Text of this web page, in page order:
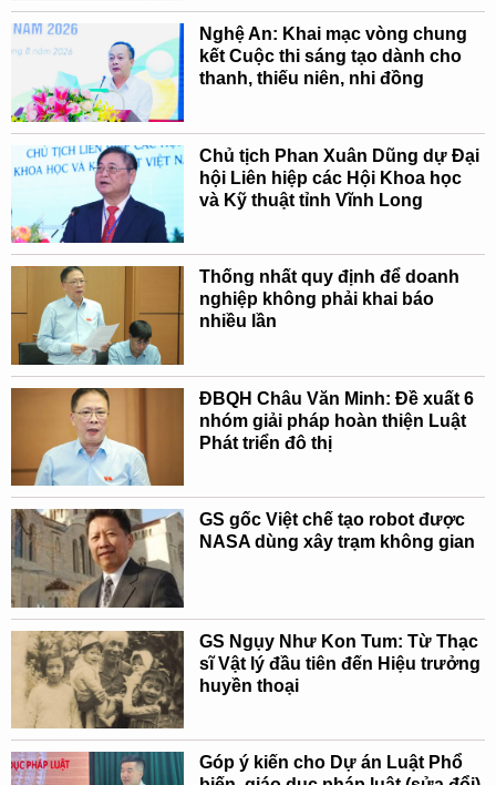
Nghệ An: Khai mạc vòng chung
kết Cuộc thi sáng tạo dành cho
thanh, thiếu niên, nhi đồng
Chủ tịch Phan Xuân Dũng dự Đại
hội Liên hiệp các Hội Khoa học
và Kỹ thuật tỉnh Vĩnh Long
Thống nhất quy định để doanh
nghiệp không phải khai báo
nhiều lần
ĐBQH Châu Văn Minh: Đề xuất 6
nhóm giải pháp hoàn thiện Luật
Phát triển đô thị
GS gốc Việt chế tạo robot được
NASA dùng xây trạm không gian
GS Ngụy Như Kon Tum: Từ Thạc
sĩ Vật lý đầu tiên đến Hiệu trưởng
huyền thoại
Góp ý kiến cho Dự án Luật Phổ